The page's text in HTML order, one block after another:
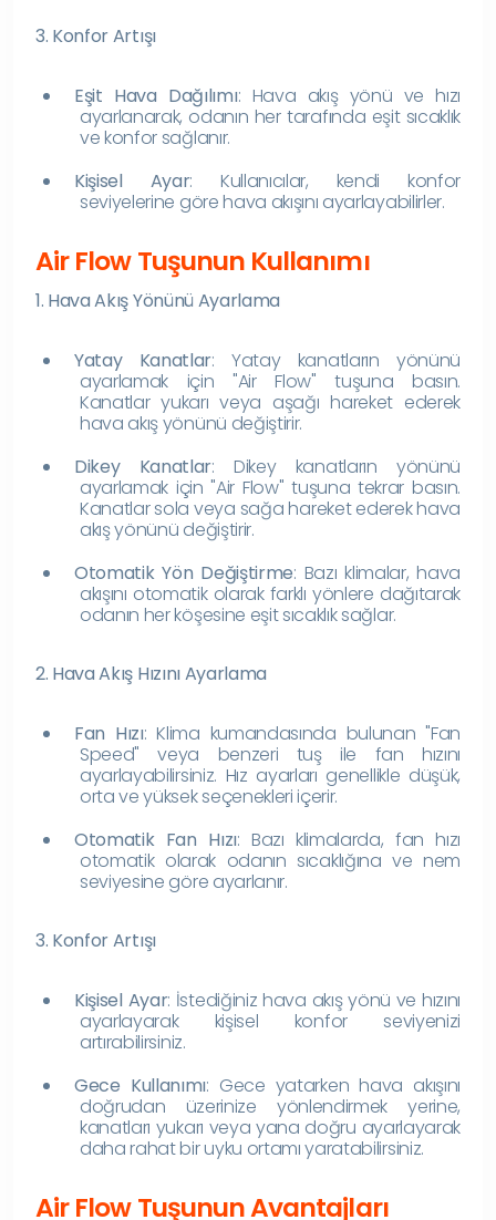
3. Konfor Artışı
Eşit Hava Dağılımı: Hava akış yönü ve hızı
ayarlanarak, odanın her tarafında eşit sıcaklık
ve konfor sağlanır.
Kişisel Ayar: Kullanıcılar, kendi konfor
seviyelerine göre hava akışını ayarlayabilirler.
Air Flow Tuşunun Kullanımı
1. Hava Akış Yönünü Ayarlama
Yatay Kanatlar: Yatay kanatların yönünü
ayarlamak için "Air Flow" tuşuna basın.
Kanatlar yukarı veya aşağı hareket ederek
hava akış yönünü değiştirir.
Dikey Kanatlar: Dikey kanatların yönünü
ayarlamak için "Air Flow" tuşuna tekrar basın.
Kanatlar sola veya sağa hareket ederek hava
akış yönünü değiştirir.
Otomatik Yön Değiştirme: Bazı klimalar, hava
akışını otomatik olarak farklı yönlere dağıtarak
odanın her köşesine eşit sıcaklık sağlar.
2. Hava Akış Hızını Ayarlama
Fan Hızı: Klima kumandasında bulunan "Fan
Speed" veya benzeri tuş ile fan hızını
ayarlayabilirsiniz. Hız ayarları genellikle düşük,
orta ve yüksek seçenekleri içerir.
Otomatik Fan Hızı: Bazı klimalarda, fan hızı
otomatik olarak odanın sıcaklığına ve nem
seviyesine göre ayarlanır.
3. Konfor Artışı
Kişisel Ayar: İstediğiniz hava akış yönü ve hızını
ayarlayarak kişisel konfor seviyenizi
artırabilirsiniz.
Gece Kullanımı: Gece yatarken hava akışını
doğrudan üzerinize yönlendirmek yerine,
kanatları yukarı veya yana doğru ayarlayarak
daha rahat bir uyku ortamı yaratabilirsiniz.
Air Flow Tuşunun Avantajları